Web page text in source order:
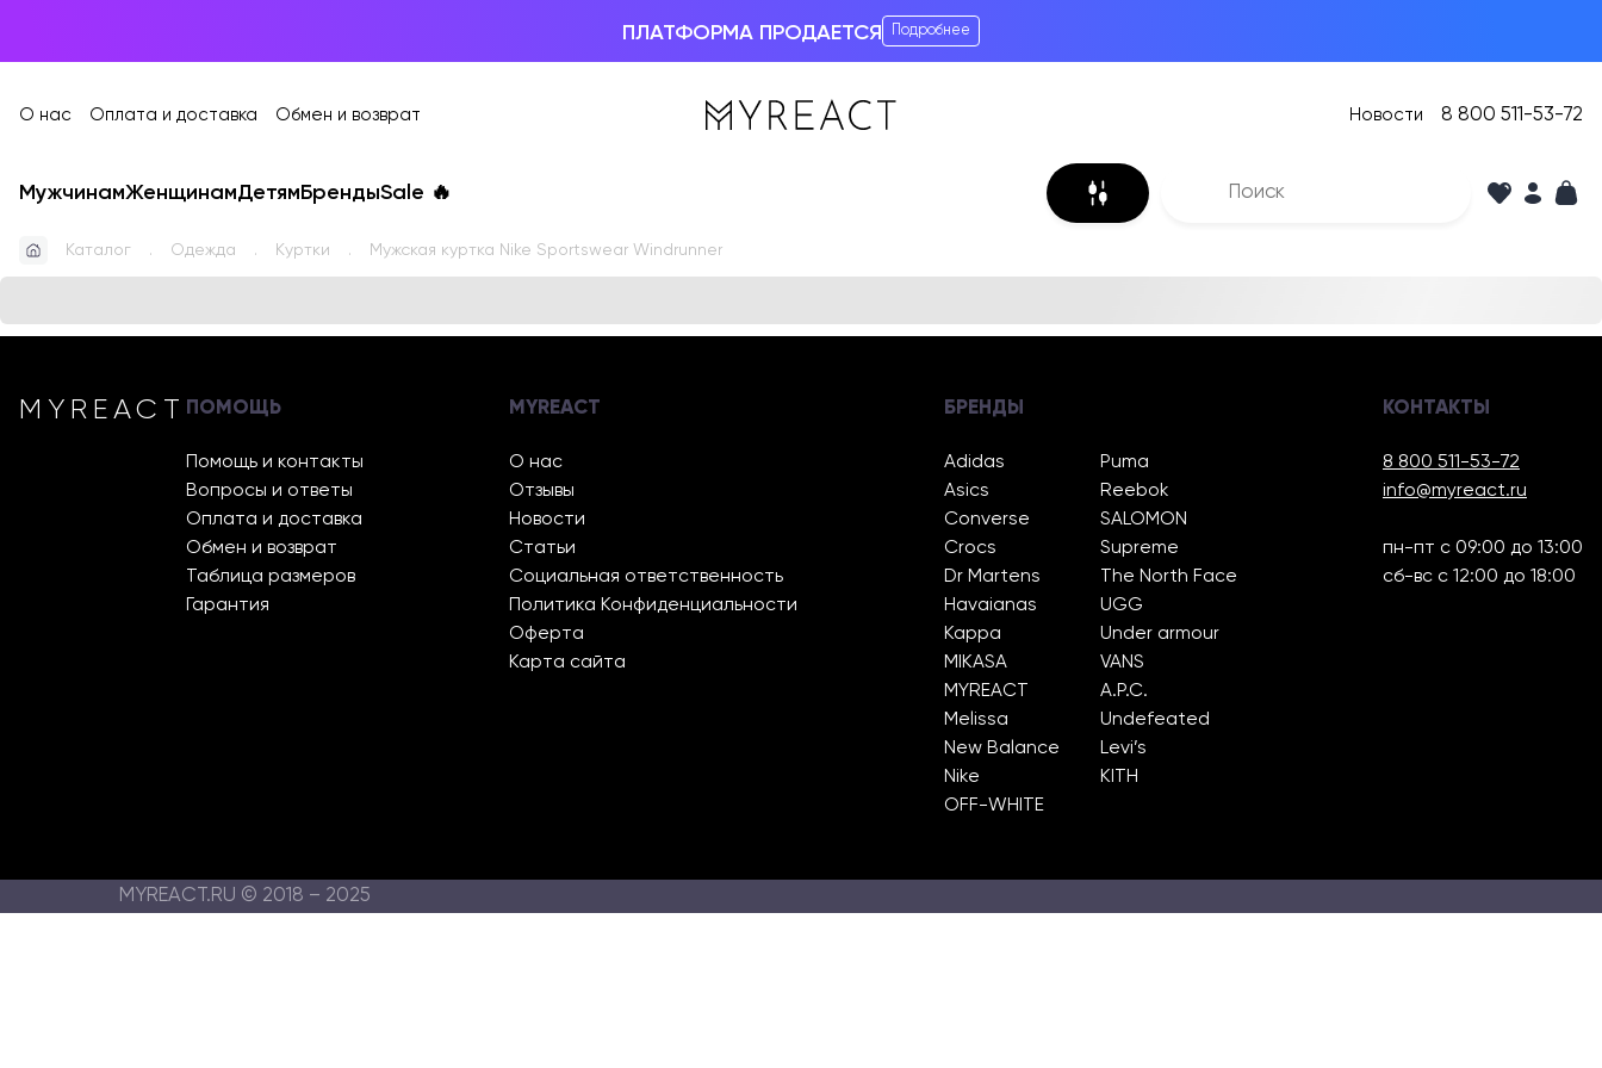
ПЛАТФОРМА ПРОДАЕТСЯ Подробнее
О нас Оплата и доставка Обмен и возврат Новости 8 800 511-53-72
МужчинамЖенщинамДетям БрендыSale 🔥
Каталог Одежда Куртки Мужская куртка Nike Sportswear Windrunner
MYREACT ПОМОЩЬ
Помощь и контакты
Вопросы и ответы
Оплата и доставка
Обмен и возврат
Таблица размеров
Гарантия
MYREACT
О нас
Отзывы
Новости
Статьи
Социальная ответственность
Политика Конфиденциальности
Оферта
Карта сайта
БРЕНДЫ
Adidas
Asics
Converse
Crocs
Dr Martens
Havaianas
Kappa
MIKASA
MYREACT
Melissa
New Balance
Nike
OFF-WHITE
Puma
Reebok
SALOMON
Supreme
The North Face
UGG
Under armour
VANS
A.P.C.
Undefeated
Levi’s
KITH
КОНТАКТЫ
8 800 511-53-72
info@myreact.ru
пн-пт с 09:00 до 13:00
сб-вс с 12:00 до 18:00
MYREACT.RU © 2018 – 2025